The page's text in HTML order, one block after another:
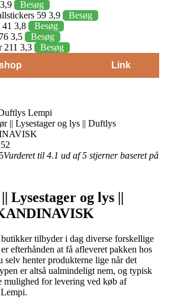
Besøg
59 3,9
Besøg
3,8
Besøg
3,5
Besøg
211 3,3
Besøg
Link
Lempi
|| Lysestager og lys || Duftlys
Vurderet til 4.1 ud af 5 stjerner baseret på
Lysestager og lys ||
tilbyder i dag diverse forskellige
efterhånden at få afleveret pakken hos
selv henter produkterne lige når det
er altså ualmindeligt nem, og typisk
mulighed for levering ved køb af